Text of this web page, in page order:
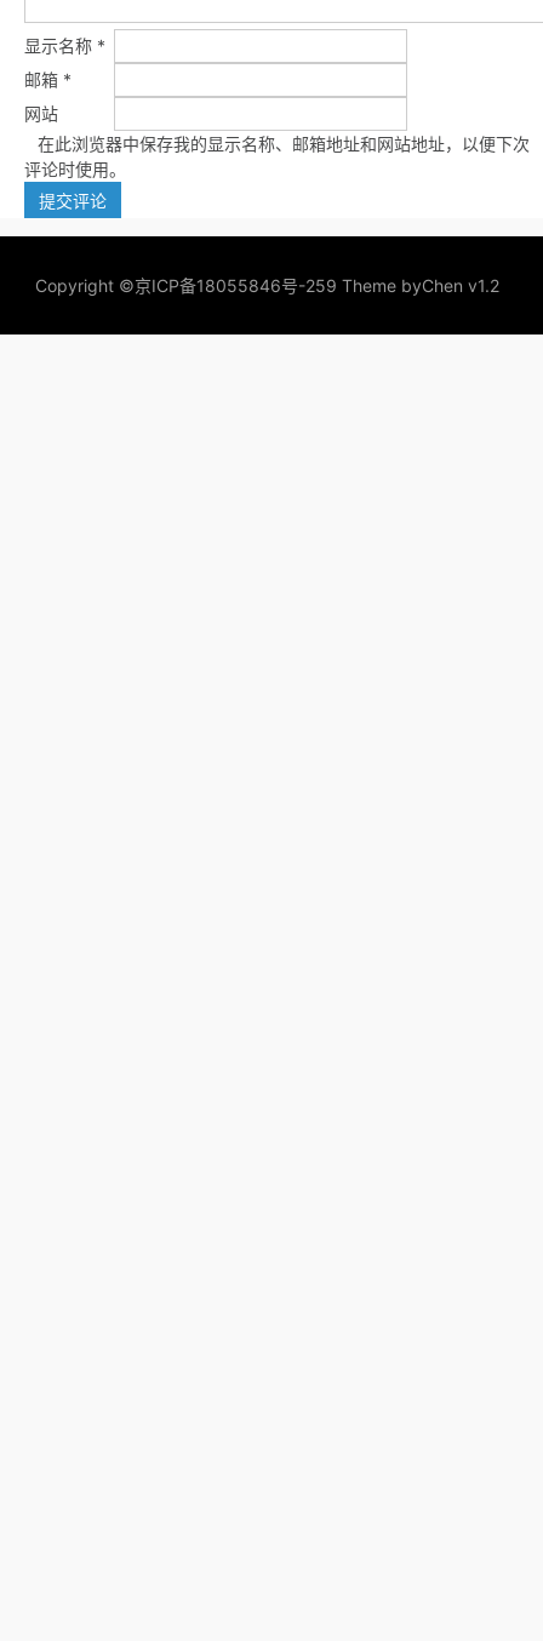
显示名称 *
邮箱 *
网站
在此浏览器中保存我的显示名称、邮箱地址和网站地址，以便下次
评论时使用。
Copyright ©京ICP备18055846号-259 Theme byChen v1.2